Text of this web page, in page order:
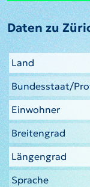
Daten zu
Land
Bundesstaat/
Einwohner
Breitengrad
Längengrad
Sprache